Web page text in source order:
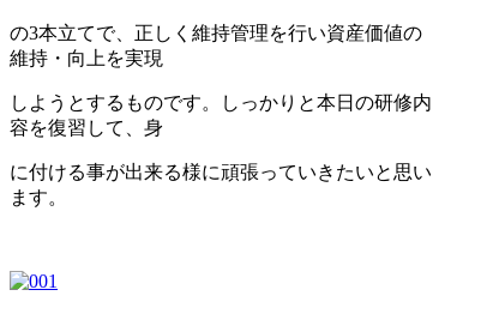
の3本立てで、正しく維持管理を行い資産価値の
維持・向上を実現
しようとするものです。しっかりと本日の研修内
容を復習して、身
に付ける事が出来る様に頑張っていきたいと思い
ます。